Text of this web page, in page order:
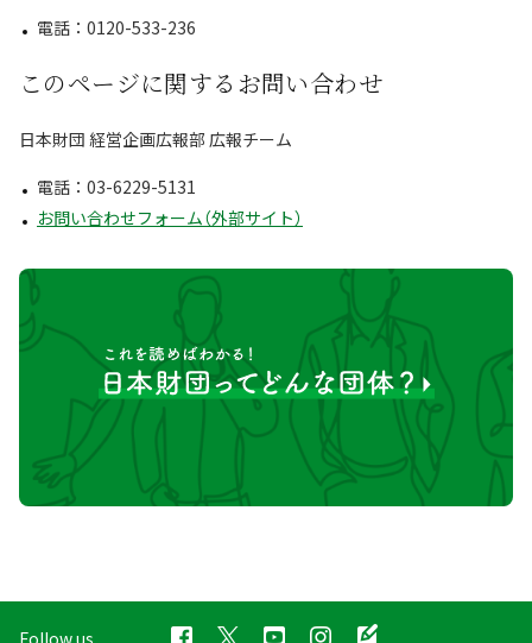
電話：0120-533-236
このページに関するお問い合わせ
日本財団 経営企画広報部 広報チーム
電話：03-6229-5131
お問い合わせフォーム（外部サイト）
Follow us